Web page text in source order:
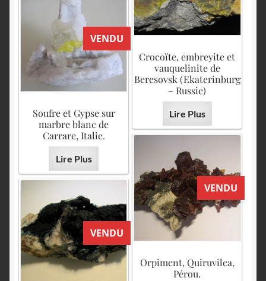
Crocoïte, embreyite et
vauquelinite de
Beresovsk (Ekaterinburg
– Russie)
Lire Plus
VENDU
Soufre et Gypse sur
marbre blanc de
Carrare, Italie.
Lire Plus
VENDU
Orpiment, Quiruvilca,
Pérou.
VENDU